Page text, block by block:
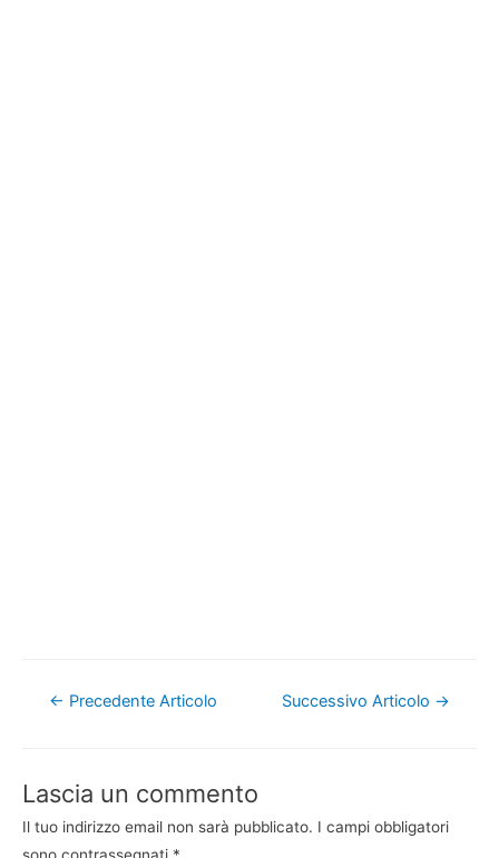
Navigazione
← Precedente Articolo Successivo Articolo →
Lascia un commento
Il tuo indirizzo email non sarà pubblicato. I campi obbligatori
sono contrassegnati *